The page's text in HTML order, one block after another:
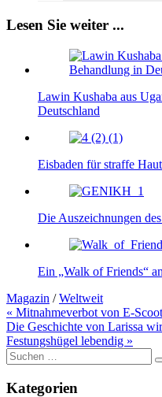
Lesen Sie weiter ...
Lawin Kushaba aus
Deutschland
Eisbaden für straffe
Die Auszeichnungen
Ein „Walk of Friends“
Magazin /Weltweit
Beitragsnavigation
« Mitnahmeverbot von E-
Die Geschichte von Larissa
Festungshügel lebendig »
Suche
nach:
Kategorien